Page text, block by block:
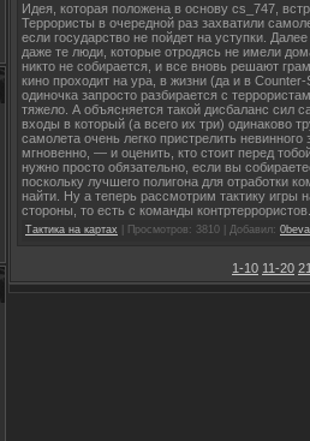
Идея, которая положена в основу cs_747,
Террористы в очередной раз захватили
если государство не пойдет на уступки.
даже те люди, которые отродясь не имели
никто не собирается, и все вновь решают
кино проходит на ура, в жизни (да и в
одиночка запросто разбирается с
тяжело. А объясняется такой дисбаланс сил
входы в который (а всего их три) одинаково
самолета очень легко пристрелить
мгновенно, — и оценить, кто стоит перед
нужно просто обязательно, если вы
поскольку лучшего полигона для отработки
найти. Ну а теперь рассмотрим тактику игры
стороны, то есть с команды контртеррористов.
Тактика на картах | Просмотров: 3810 | Добавил:
1-10 11-20